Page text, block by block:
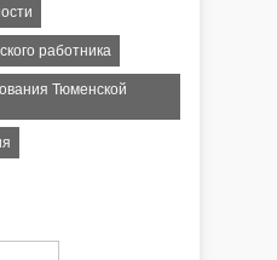
работника
Тюменской